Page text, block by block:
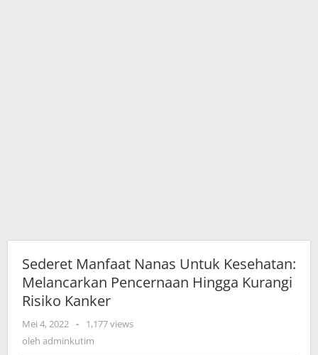
Sederet Manfaat Nanas Untuk Kesehatan:
Melancarkan Pencernaan Hingga Kurangi
Risiko Kanker
Mei 4, 2022 oleh
adminkutim
-
1,177 views
oleh adminkutim